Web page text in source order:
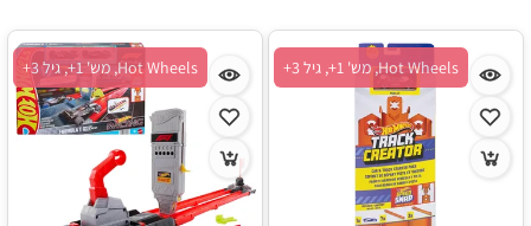
Hot Wheels, מש' 1+, גיל 3+ Hot Wheels, מש' 1+, גיל 3+